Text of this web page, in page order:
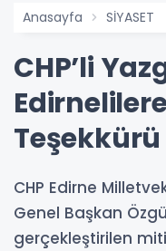
Anasayfa SİYASET
CHP’li
Teşekkürü
CHP Edirne
Genel Başkan
gerçekleştirilen